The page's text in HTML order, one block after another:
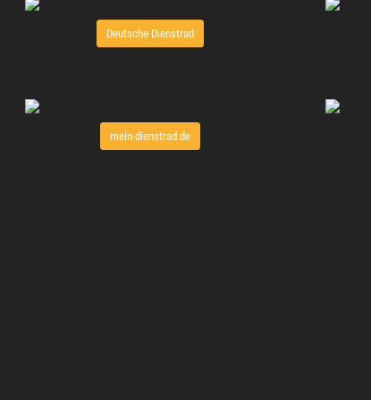
Deutsche Dienstrad
mein-dienstrad.de